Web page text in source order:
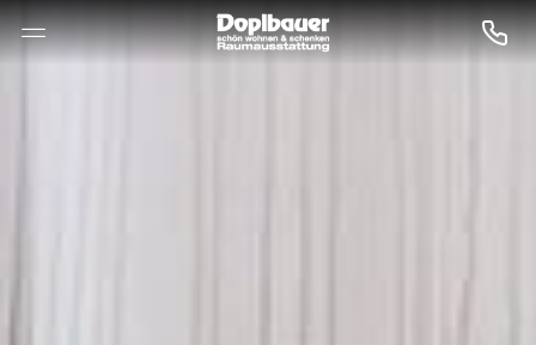
--
 